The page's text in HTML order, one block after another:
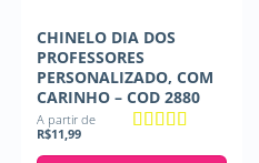
CHINELO DIA DOS
PROFESSORES
PERSONALIZADO, COM
CARINHO – COD 2880
A partir de
R$11,99